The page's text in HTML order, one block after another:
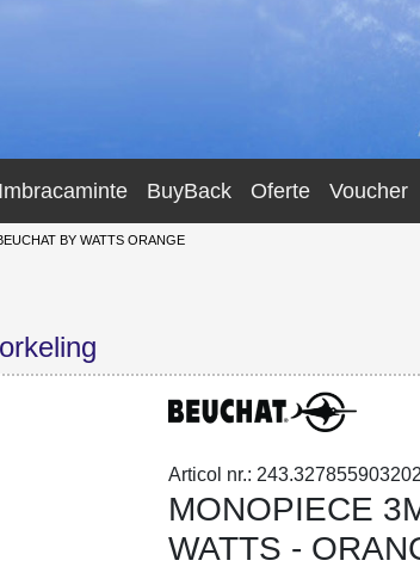
Imbracaminte BuyBack Oferte Voucher
BY WATTS ORANGE
Articol nr.:
MONOPIECE
WATTS -